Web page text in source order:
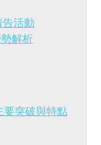
告活動
解析
要突破與特點